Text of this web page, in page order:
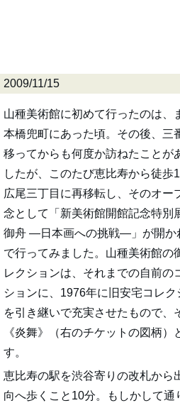
2009/11/15
山種美術館に初めて行ったのは、
本橋兜町にあった頃。その後、三
移ってからも何度か訪ねたことが
したが、このたび恵比寿から徒歩
広尾三丁目に再移転し、そのオー
念として「新美術館開館記念特別
御舟 ―日本画への挑戦―」が開か
で行ってみました。山種美術館の
レクションは、それまでの自前の
ションに、1976年に旧安宅コレク
を引き継いで充実させたもので、
《炎舞》（右のチケットの図柄
す。
恵比寿の駅を渋谷寄りの改札から
向へ歩くこと10分。もしかして通